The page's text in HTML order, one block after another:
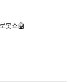
봇쇼🤖